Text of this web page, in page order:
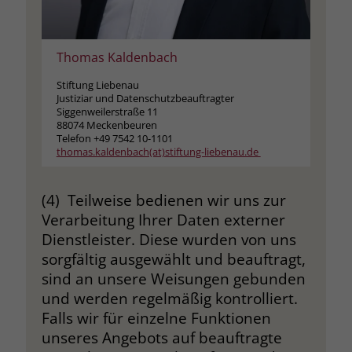
Thomas Kaldenbach
Stiftung Liebenau
Justiziar und Datenschutzbeauftragter
Siggenweilerstraße 11
88074 Meckenbeuren
Telefon +49 7542 10-1101
thomas.kaldenbach(at)stiftung-liebenau.de
(4) Teilweise bedienen wir uns zur
Verarbeitung Ihrer Daten externer
Dienstleister. Diese wurden von uns
sorgfältig ausgewählt und beauftragt,
sind an unsere Weisungen gebunden
und werden regelmäßig kontrolliert.
Falls wir für einzelne Funktionen
unseres Angebots auf beauftragte
Anbieter .fonts.net
Laufzeit 30 Minuten
Zweck
This cookie, set by Cloudflare, is used to
support Cloudflare Bot Management.
Name JSessionID
Anbieter jobs.stiftung-liebenau.de
Laufzeit Session
Zweck
Behält die Zustände des Benutzers bei
allen Seitenanfragen bei.
Name _gcl_au
Laufzeit 90 Tage
Zweck Enthält eine zufallsgenerierte User-ID.
Anbieter Google Ads
Laufzeit 90 Tage
Dieses Cookie wird gesetzt, wenn ein
User über einen Klick auf eine Google
Werbeanzeige auf die Website gelangt.
Es enthält Informationen darüber,